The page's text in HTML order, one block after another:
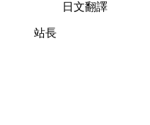
日文翻譯
站長